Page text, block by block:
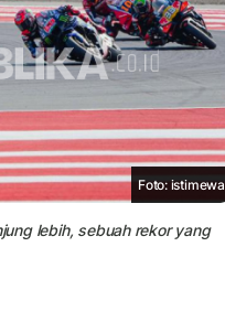
Foto: istimewa
lebih, sebuah rekor yang